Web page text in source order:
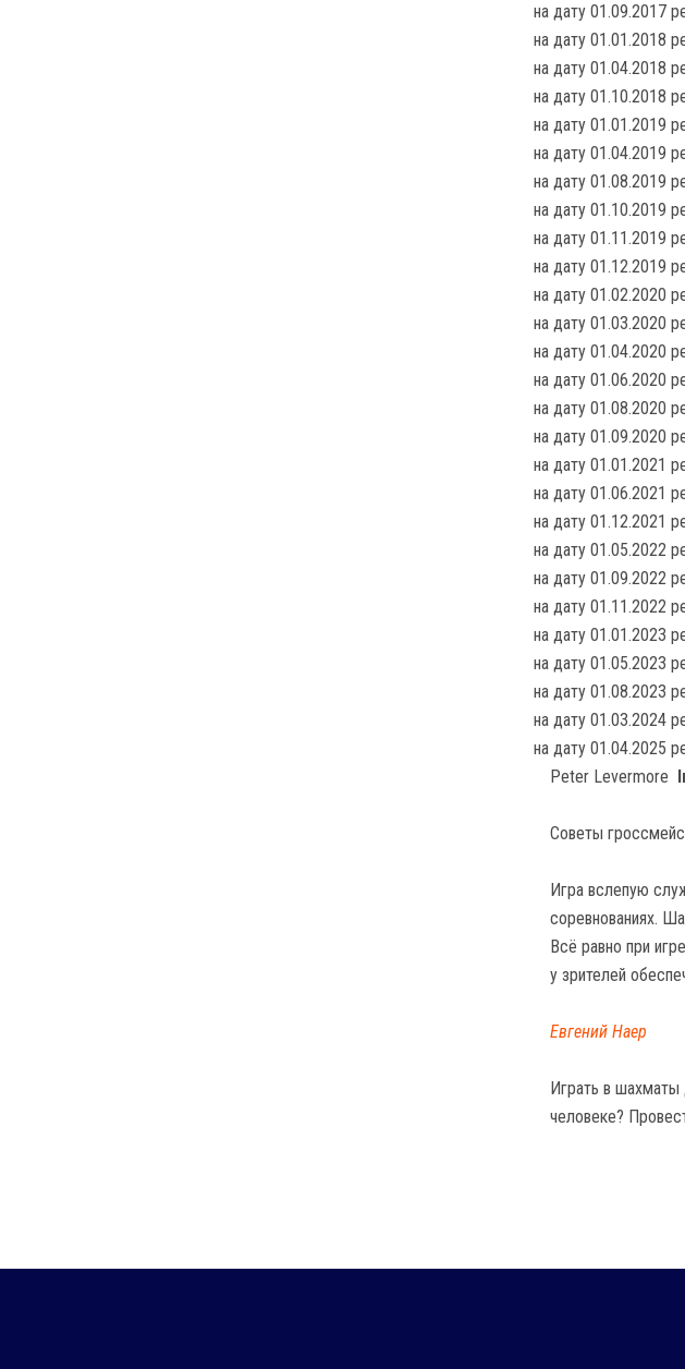
на дату 01.09.2017
на дату 01.01.2018
на дату 01.04.2018
на дату 01.10.2018
на дату 01.01.2019
на дату 01.04.2019
на дату 01.08.2019
на дату 01.10.2019
на дату 01.11.2019
на дату 01.12.2019
на дату 01.02.2020
на дату 01.03.2020
на дату 01.04.2020
на дату 01.06.2020
на дату 01.08.2020
на дату 01.09.2020
на дату 01.01.2021
на дату 01.06.2021
на дату 01.12.2021
на дату 01.05.2022
на дату 01.09.2022
на дату 01.11.2022
на дату 01.01.2023
на дату 01.05.2023
на дату 01.08.2023
на дату 01.03.2024
на дату 01.04.2025
Peter Levermore
Советы
Игра вслепую
соревнованиях.
Всё равно при
у зрителей
Евгений Наер
Играть в
человеке?